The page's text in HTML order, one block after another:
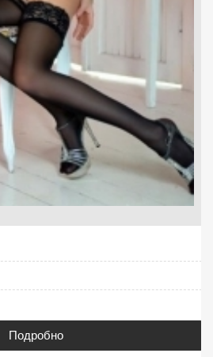
Подробно